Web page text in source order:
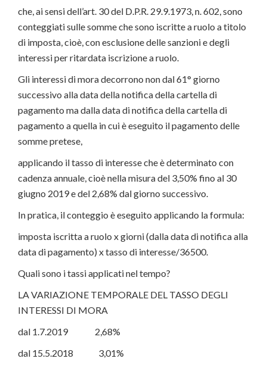
che, ai sensi dell’art. 30 del D.P.R. 29.9.1973, n. 602, sono
conteggiati sulle somme che sono iscritte a ruolo a titolo
di imposta, cioè, con esclusione delle sanzioni e degli
interessi per ritardata iscrizione a ruolo.
Gli interessi di mora decorrono non dal 61° giorno
successivo alla data della notifica della cartella di
pagamento ma dalla data di notifica della cartella di
pagamento a quella in cui è eseguito il pagamento delle
somme pretese,
applicando il tasso di interesse che è determinato con
cadenza annuale, cioè nella misura del 3,50% fino al 30
giugno 2019 e del 2,68% dal giorno successivo.
In pratica, il conteggio è eseguito applicando la formula:
imposta iscritta a ruolo x giorni (dalla data di notifica alla
data di pagamento) x tasso di interesse/36500.
Quali sono i tassi applicati nel tempo?
LA VARIAZIONE TEMPORALE DEL TASSO DEGLI
INTERESSI DI MORA
dal 1.7.2019 2,68%
dal 15.5.2018 3,01%